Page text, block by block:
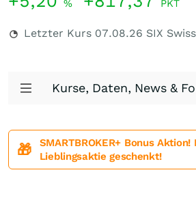
% PKT
Letzter Kurs 07.08.26 SIX
Kurse, Daten, News &
🎁
SMARTBROKER+ Bonus Aktion!
Lieblingsaktie geschenkt!